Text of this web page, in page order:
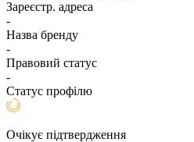
Зареєстр. адреса
-
Назва бренду
-
Правовий статус
-
Статус профілю
Очікує підтвердження